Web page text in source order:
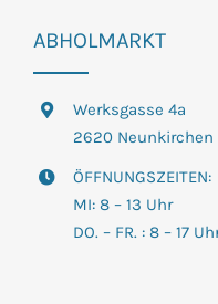
ABHOLMARKT
Werksgasse 4a
2620 Neunkirchen
ÖFFNUNGSZEITEN:
MI: 8 – 13 Uhr
DO. – FR. : 8 – 17